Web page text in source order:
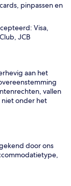
pinpassen en
Visa,
JCB
aan het
vallen
niet onder het
door ons